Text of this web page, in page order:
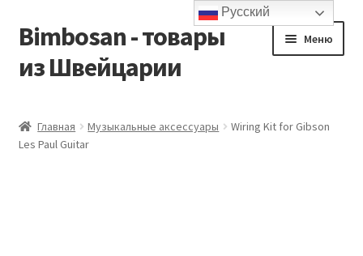
Перейти
к
навигации
Перейти
к
содержимому
Bimbosan - товары
из Швейцарии
Меню
Блог
Главная Музыкальные аксессуары
Wiring Kit for Gibson
Les Paul Guitar
Русский